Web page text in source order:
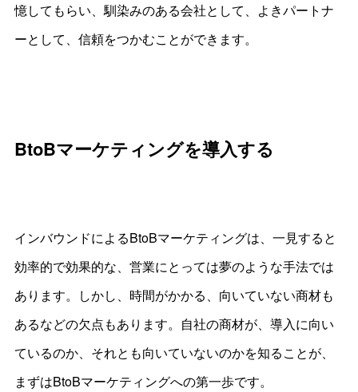
憶してもらい、馴染みのある会社として、よきパートナ
ーとして、信頼をつかむことができます。
BtoBマーケティングを導入する
インバウンドによるBtoBマーケティングは、一見すると
効率的で効果的な、営業にとっては夢のような手法では
あります。しかし、時間がかかる、向いていない商材も
あるなどの欠点もあります。自社の商材が、導入に向い
ているのか、それとも向いていないのかを知ることが、
まずはBtoBマーケティングへの第一歩です。